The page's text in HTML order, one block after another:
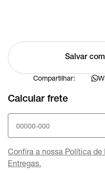
Salvar
Compartilhar:
Calcular frete
Confira a nossa Política de
Entregas.